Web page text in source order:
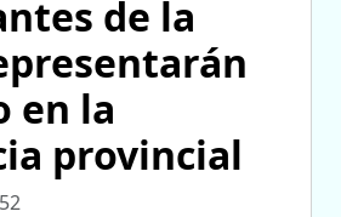
de la
en la
provincial